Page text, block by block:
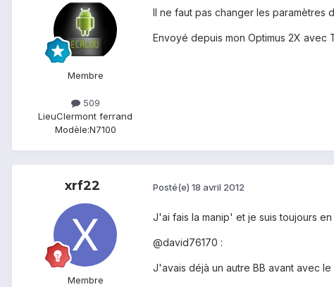
Membre
509
LieuClermont ferrand
Modèle:N7100
Il ne faut pas changer les paramètres
Envoyé depuis mon Optimus 2X avec
xrf22
Membre
Posté(e) 18 avril 2012
J'ai fais la manip' et je suis toujours
@david76170 :
J'avais déjà un autre BB avant avec